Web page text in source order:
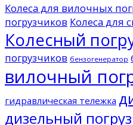
Колеса для вилочных
погрузчиков Колеса для
Колесный
погрузчиков бензогенератор
вилочный
гидравлическая тележка
дизельный